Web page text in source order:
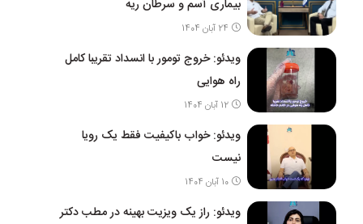
بیماری آسم و سرطان ریه
24 آبان 1404
ویدئو: خروج تومور با انسداد تقریبا کامل
راه هوایی
12 آبان 1404
ویدئو: خواب باکیفیت فقط یک رویا
نیست
10 آبان 1404
ویدئو: راز یک ویزیت بهینه در مطب دکتر